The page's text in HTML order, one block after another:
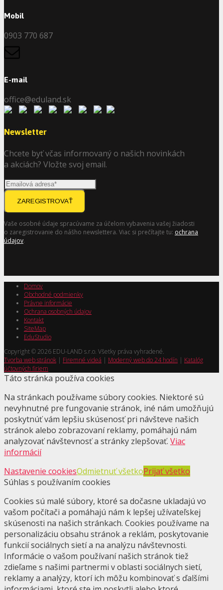
Mobil
0903 770 687
E-mail
office@eduland.sk
Newsletter
Chcete byť včas informovaný o našich novinkách
a akciách? Vložte svoj email.
ZAREGISTROVAŤ
Vaše osobné údaje spracúvame za účelom vybavenia vašej žiadosti
o zaregistrovanie do nášho newslettera. Viac si prečítajte tu: ochrana
údajov.
Domov
Obchodné podmienky
Právne informácie
Ochrana osobných údajov
Kontakt
SiteMap
EduStudio
Copyright © 2026 EDU-LAND s.r.o. Všetky práva vyhradené.
Tvorba web stránok | Firemné videá | Moderný web do 24 hodín | Katalóg
účtovných firiem
Táto stránka používa cookies
Na stránkach používame súbory cookies. Niektoré sú
nevyhnutné pre fungovanie stránok, iné nám umožňujú
poskytnúť vám lepšiu skúsenosť pri návšteve našich
stránok alebo zobrazovaní reklamy, pomáhajú nám
analyzovať návštevnosť a stránky zlepšovať. Viac
informácií
Nastavenie cookiesOdmietnuť všetkoPrijať všetko
Súhlas s používaním cookies
Cookies sú malé súbory, ktoré sa dočasne ukladajú vo
vašom počítači a pomáhajú nám k lepšej užívateľskej
skúsenosti na našich stránkach. Cookies používame na
personalizáciu obsahu stránok a reklám, poskytovanie
funkcií sociálnych sietí a na analýzu návštevnosti.
Informácie o vašom používaní našich stránok tiež
zdieľame s našimi partnermi v oblasti sociálnych sietí,
reklamy a analýzy, ktorí ich môžu kombinovať s ďalšími